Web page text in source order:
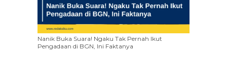
Nanik Buka Suara! Ngaku Tak Pernah Ikut
Pengadaan di BGN, Ini Faktanya